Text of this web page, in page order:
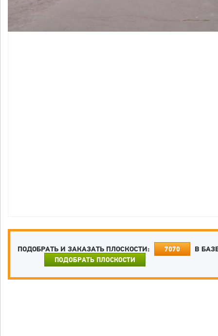
ПОДОБРАТЬ И ЗАКАЗАТЬ ПЛОСКОСТИ: 7070 В
ПОДОБРАТЬ ПЛОСКОСТИ